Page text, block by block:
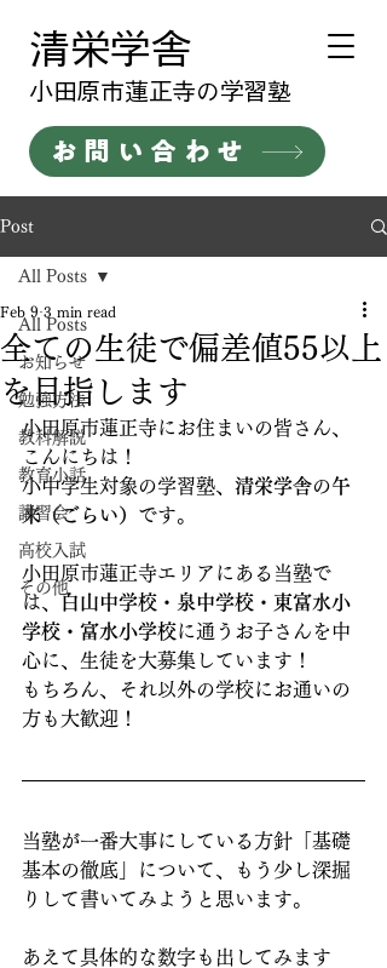
清栄学舎
​小田原市蓮正寺の学習塾
お問い合わせ
Post
All Posts
お知らせ
勉強方法
教科解説
教育小話
講習会
高校入試
その他
All Posts
全ての生徒で偏差値55以上
を目指します
Feb 9 3 min read
小田原市蓮正寺にお住まいの皆さん、
こんにちは！
小中学生対象の学習塾、 清栄学舎の午
来（ごらい） です。
小田原市蓮正寺エリアにある当塾で
は、 白山中学校・泉中学校・東富水小
学校・富水小学校に通うお子さんを中
心に、生徒を大募集しています！
もちろん、それ以外の学校にお通いの
方も大歓迎！
当塾が一番大事にしている方針「基礎
基本の徹底」について、もう少し深掘
りして書いてみようと思います。
あえて具体的な数字も出してみます